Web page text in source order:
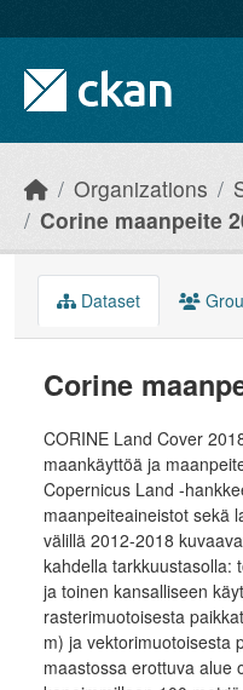
Organizations
Corine maanpeite
Dataset
Corine
CORINE Land Cover
maankäyttöä ja
Copernicus Land -
maanpeiteaineistot sekä
välillä 2012-2018
kahdella tarkkuustasolla:
ja toinen kansalliseen
rasterimuotoisesta
m) ja vektorimuotoisesta
maastossa erottuva alue